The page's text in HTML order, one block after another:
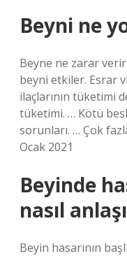
Beyni ne
Beyne ne zarar
beyni etkiler. Esrar
ilaçlarının tüketimi
tüketimi. … Kötü
sorunları. … Çok
Ocak 2021
Beyinde
nasıl
Beyin hasarının